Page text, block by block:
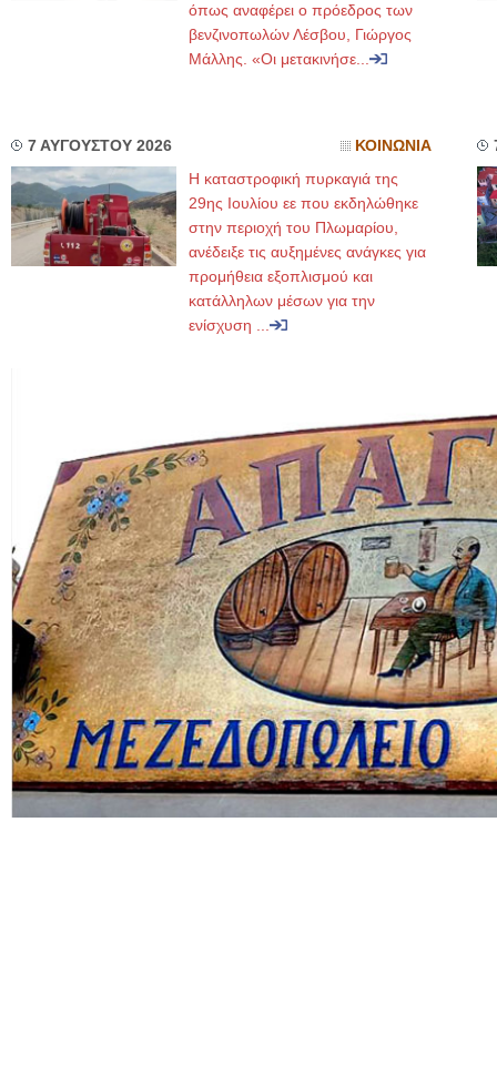
όπως αναφέρει ο πρόεδρος των
βενζινοπωλών Λέσβου, Γιώργος
Μάλλης. «Οι μετακινήσε...
7 ΑΥΓΟΥΣΤΟΥ 2026 ΚΟΙΝΩΝΙΑ
Η καταστροφική πυρκαγιά της
29ης Ιουλίου εε που εκδηλώθηκε
στην περιοχή του Πλωμαρίου,
ανέδειξε τις αυξημένες ανάγκες για
προμήθεια εξοπλισμού και
κατάλληλων μέσων για την
ενίσχυση ...